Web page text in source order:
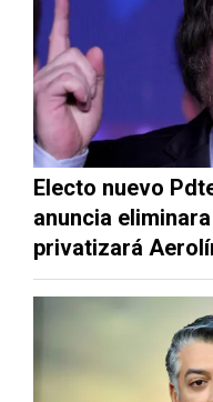
Electo nuevo
anuncia
privatizará